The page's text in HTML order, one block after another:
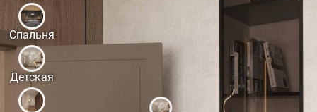
Спальня
Детская